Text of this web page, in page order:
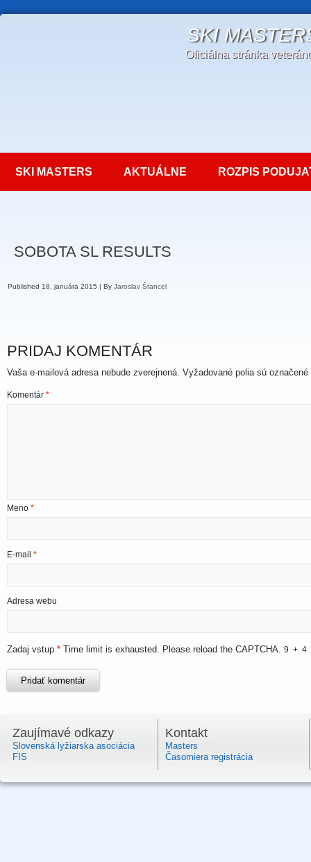
SKI
Oficiálna stránka
SKI MASTERS AKTUÁLNE ROZPIS
SOBOTA SL RESULTS
Published 18. januára 2015 | By Jaroslav Štancel
PRIDAJ KOMENTÁR
Vaša e-mailová adresa nebude zverejnená. Vyžadované polia sú označené
Komentár *
Meno *
E-mail *
Adresa webu
Zadaj vstup * Time limit is exhausted. Please reload the CAPTCHA. 9 + 4
Zaujímavé odkazy
Slovenská lyžiarska asociácia
FIS
Kontakt
Masters
Časomiera registrácia